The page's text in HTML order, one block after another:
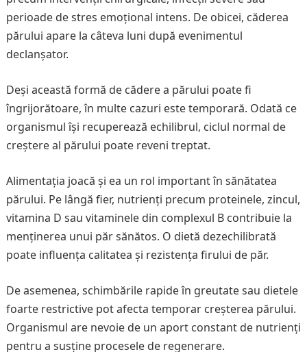
perioade de stres emoțional intens. De obicei, căderea
părului apare la câteva luni după evenimentul
declanșator.
Deși această formă de cădere a părului poate fi
îngrijorătoare, în multe cazuri este temporară. Odată ce
organismul își recuperează echilibrul, ciclul normal de
creștere al părului poate reveni treptat.
Alimentația joacă și ea un rol important în sănătatea
părului. Pe lângă fier, nutrienți precum proteinele, zincul,
vitamina D sau vitaminele din complexul B contribuie la
menținerea unui păr sănătos. O dietă dezechilibrată
poate influența calitatea și rezistența firului de păr.
De asemenea, schimbările rapide în greutate sau dietele
foarte restrictive pot afecta temporar creșterea părului.
Organismul are nevoie de un aport constant de nutrienți
pentru a susține procesele de regenerare.